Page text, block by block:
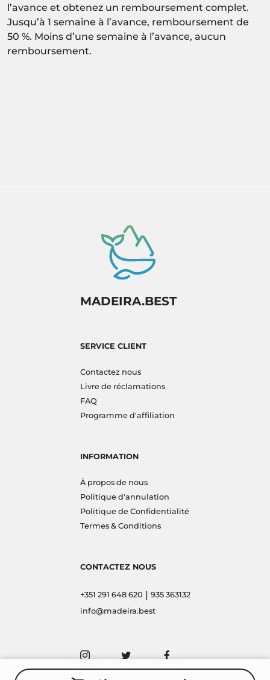
l’avance et obtenez un remboursement complet.
Jusqu’à 1 semaine à l’avance, remboursement de
50 %. Moins d’une semaine à l’avance, aucun
remboursement.
MADEIRA.BEST
SERVICE CLIENT
Contactez nous
Livre de réclamations
FAQ
Programme d'affiliation
INFORMATION
À propos de nous
Politique d'annulation
Politique de Confidentialité
Termes & Conditions
CONTACTEZ NOUS
+351 291 648 620 | 935 363132
info@madeira.best